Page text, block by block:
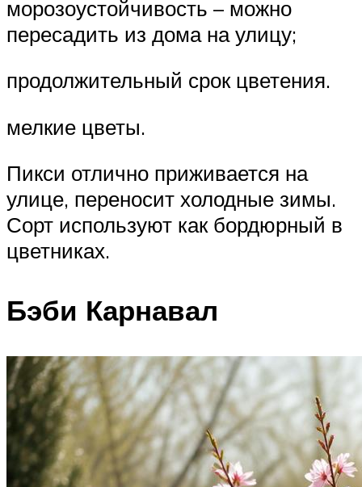
морозоустойчивость – можно
пересадить из дома на улицу;
продолжительный срок цветения.
мелкие цветы.
Пикси отлично приживается на
улице, переносит холодные зимы.
Сорт используют как бордюрный в
цветниках.
Бэби Карнавал